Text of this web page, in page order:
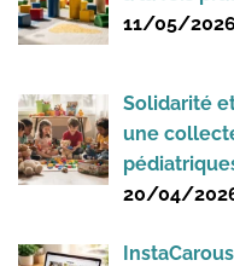
11/05/2026
Solidarité
une
20/04/